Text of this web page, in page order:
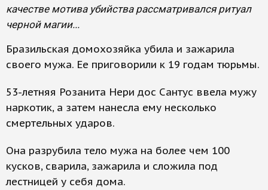
качестве мотива убийства рассматривался ритуал
черной магии...
Бразильская домохозяйка убила и зажарила
своего мужа. Ее приговорили к 19 годам тюрьмы.
53-летняя Розанита Нери дос Сантус ввела мужу
наркотик, а затем нанесла ему несколько
смертельных ударов.
Она разрубила тело мужа на более чем 100
кусков, сварила, зажарила и сложила под
лестницей у себя дома.